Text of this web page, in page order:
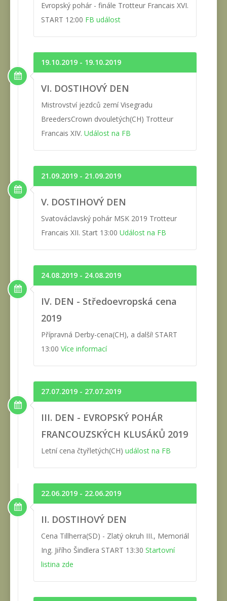
Evropský pohár - finále Trotteur Francais XVI.
START 12:00 FB událost
19.10.2019 - 19.10.2019
VI. DOSTIHOVÝ DEN
Mistrovství jezdců zemí Visegradu
BreedersCrown dvouletých(CH) Trotteur
Francais XIV. Událost na FB
21.09.2019 - 21.09.2019
V. DOSTIHOVÝ DEN
Svatováclavský pohár MSK 2019 Trotteur
Francais XII. Start 13:00 Událost na FB
24.08.2019 - 24.08.2019
IV. DEN - Středoevropská cena
2019
Přípravná Derby-cena(CH), a další! START
13:00 Více informací
27.07.2019 - 27.07.2019
III. DEN - EVROPSKÝ POHÁR
FRANCOUZSKÝCH KLUSÁKŮ 2019
Letní cena čtyřletých(CH) událost na FB
22.06.2019 - 22.06.2019
II. DOSTIHOVÝ DEN
Cena Tillherra(SD) - Zlatý okruh III., Memoriál
Ing. Jiřího Šindlera START 13:30 Startovní
listina zde